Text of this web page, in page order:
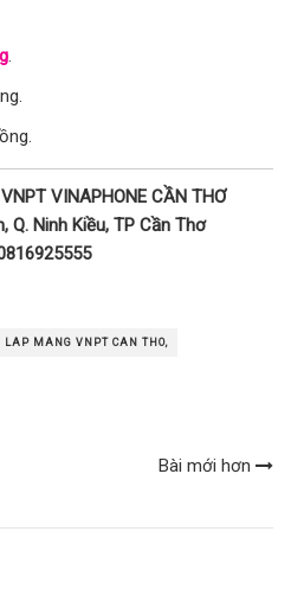
.
VINAPHONE CẦN THƠ
Q. Ninh Kiều, TP Cần Thơ
LAP MANG VNPT CAN THO,
Bài mới hơn